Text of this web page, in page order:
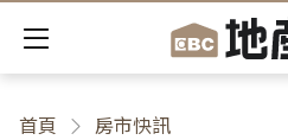
首頁 房市快訊